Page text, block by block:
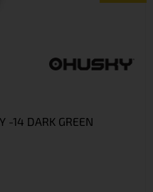
14 DARK GREEN